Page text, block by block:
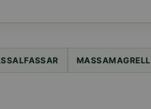
MASSAMAGRELL